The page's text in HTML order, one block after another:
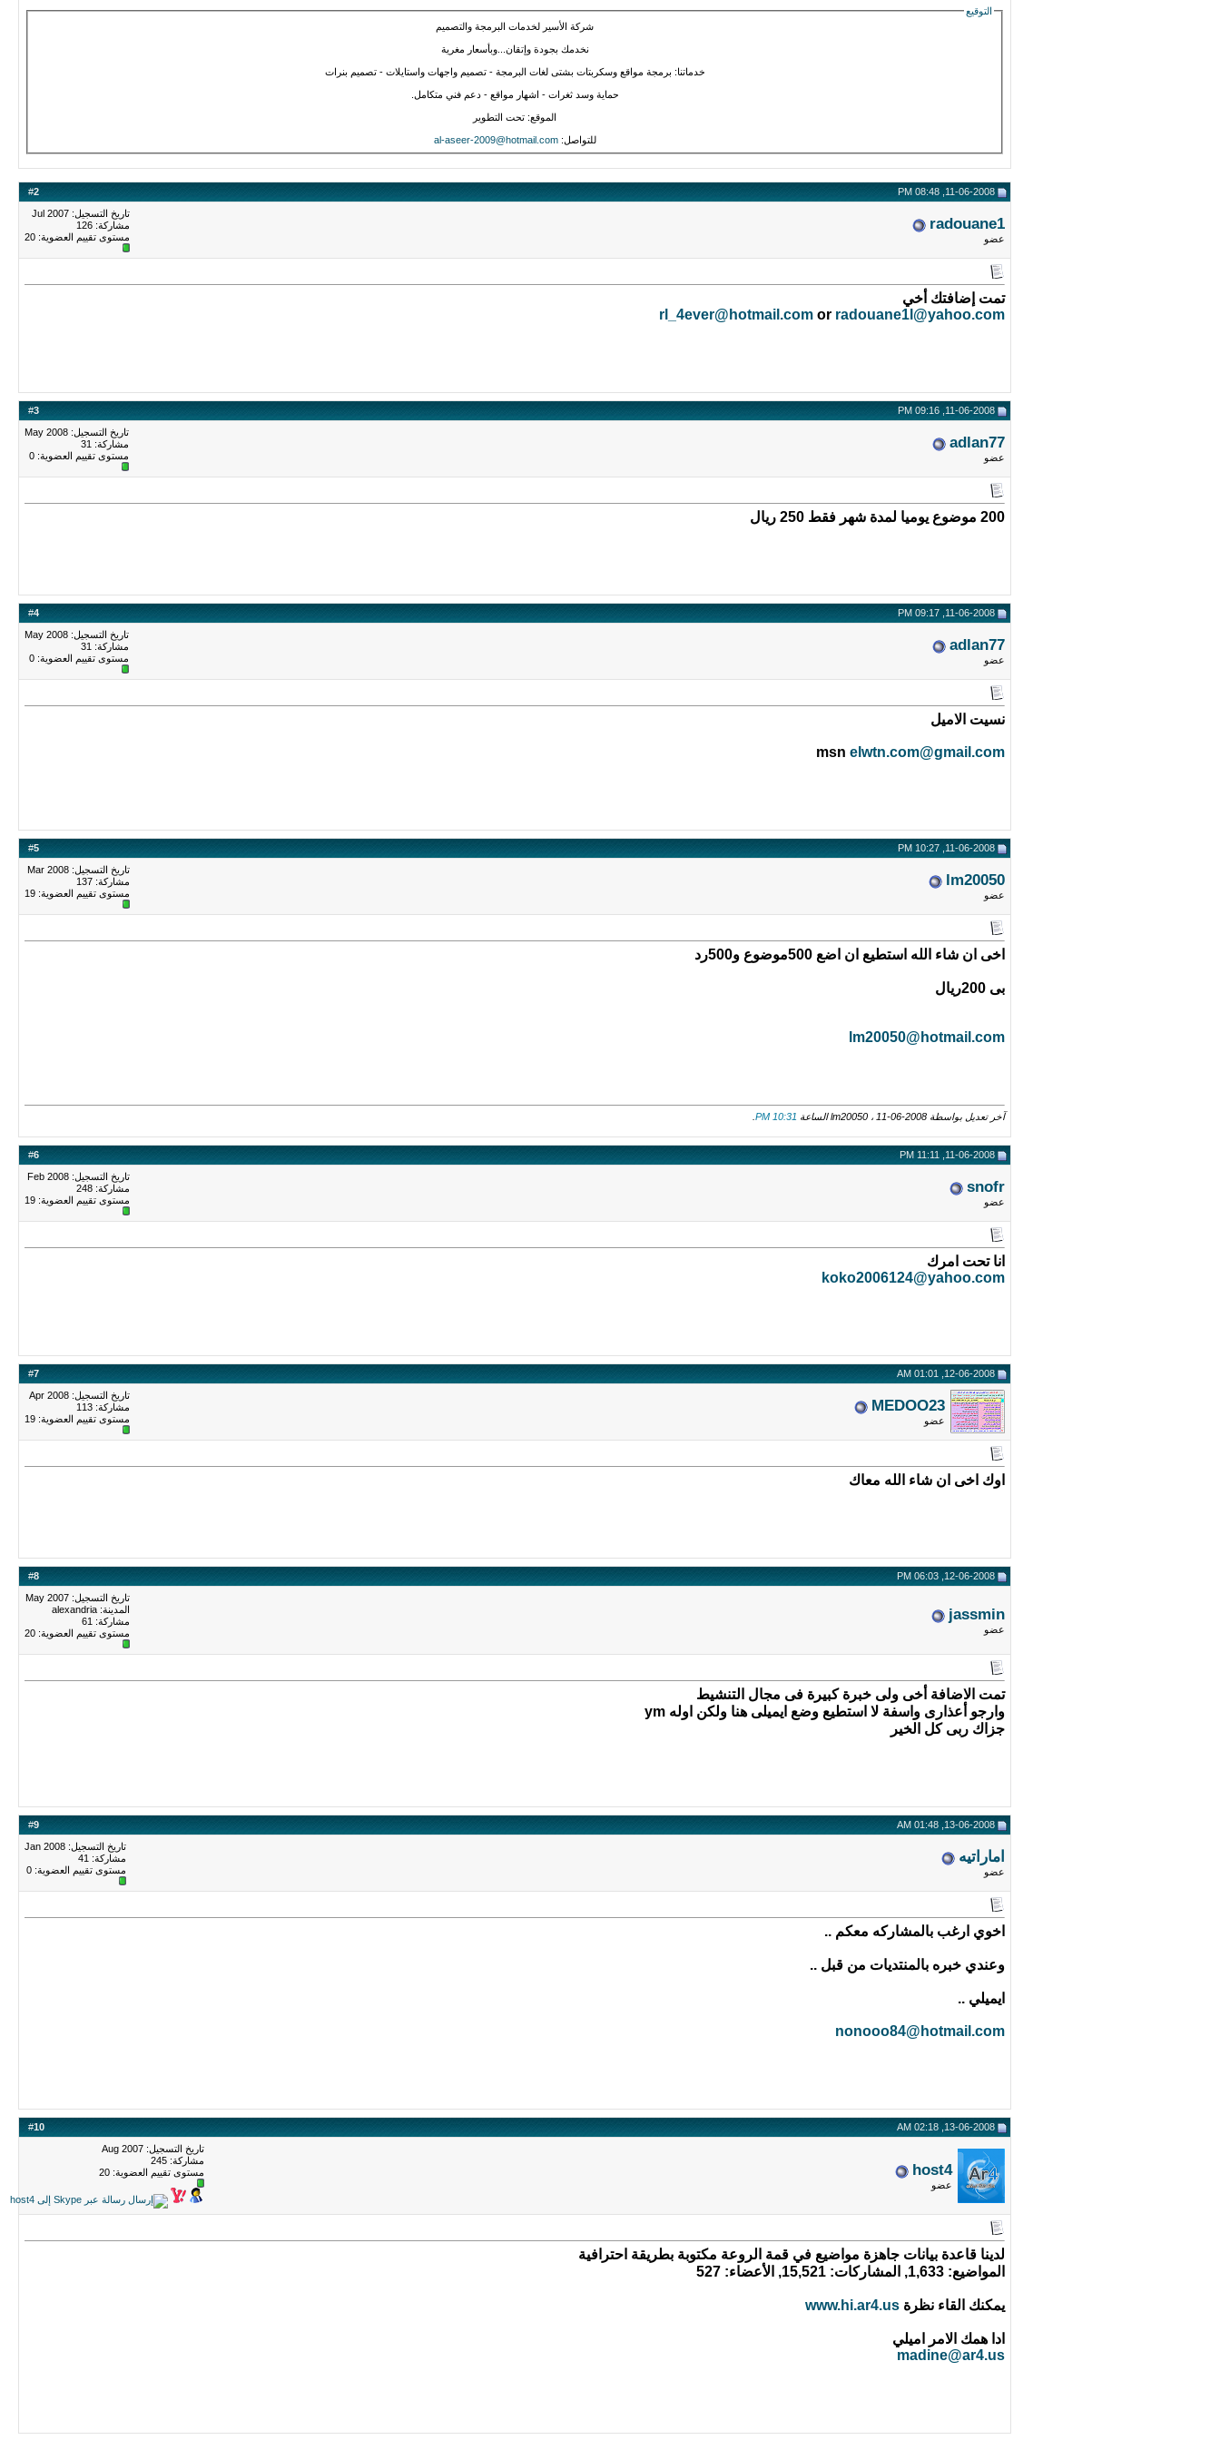
التوقيع
شركة الأسير لخدمات البرمجة والتصميم
نخدمك بجودة وإتقان...وبأسعار مغرية
خدماتنا: برمجة مواقع وسكربتات بشتى لغات البرمجة - تصميم واجهات واستايلات - تصميم بنرات
حماية وسد ثغرات - اشهار مواقع - دعم فني متكامل.
الموقع: تحت التطوير
للتواصل:al-aseer-2009@hotmail.com
#2
radouane1
عضو
تاريخ التسجيل: Jul 2007
مشاركة: 126
مستوى تقييم العضوية: 20
تمت إضافتك أخي
rl_4ever@hotmail.com or radouane1l@yahoo.com
#3
adlan77
عضو
تاريخ التسجيل: May 2008
مشاركة: 31
مستوى تقييم العضوية: 0
200 موضوع يوميا لمدة شهر فقط 250 ريال
#4
adlan77
عضو
تاريخ التسجيل: May 2008
مشاركة: 31
مستوى تقييم العضوية: 0
نسيت الاميل
msn elwtn.com@gmail.com
#5
lm20050
عضو
تاريخ التسجيل: Mar 2008
مشاركة: 137
مستوى تقييم العضوية: 19
اخى ان شاء الله استطيع ان اضع 500موضوع و500رد
بى 200ريال
lm20050@hotmail.com
آخر تعديل بواسطة lm20050 ، 11-06-2008 الساعة 10:31 PM
#6
snofr
عضو
تاريخ التسجيل: Feb 2008
مشاركة: 248
مستوى تقييم العضوية: 19
انا تحت امرك
koko2006124@yahoo.com
#7
MEDOO23
عضو
تاريخ التسجيل: Apr 2008
مشاركة: 113
مستوى تقييم العضوية: 19
اوك اخى ان شاء الله معاك
#8
jassmin
عضو
تاريخ التسجيل: May 2007
المدينة: alexandria
مشاركة: 61
مستوى تقييم العضوية: 20
تمت الاضافة أخى ولى خبرة كبيرة فى مجال التنشيط
وارجو أعذارى واسفة لا استطيع وضع ايميلى هنا ولكن اوله ym
جزاك ربى كل الخير
#9
اماراتيه
عضو
تاريخ التسجيل: Jan 2008
مشاركة: 41
مستوى تقييم العضوية: 0
اخوي ارغب بالمشاركه معكم ..
وعندي خبره بالمنتديات من قبل ..
ايميلي ..
nonooo84@hotmail.com
#10
host4
عضو
تاريخ التسجيل: Aug 2007
مشاركة: 245
مستوى تقييم العضوية: 20
لدينا قاعدة بيانات جاهزة مواضيع في قمة الروعة مكتوبة بطريقة احترافية
المواضيع: 1,633, المشاركات: 15,521, الأعضاء: 527
يمكنك القاء نظرة www.hi.ar4.us
ادا همك الامر اميلي
madine@ar4.us